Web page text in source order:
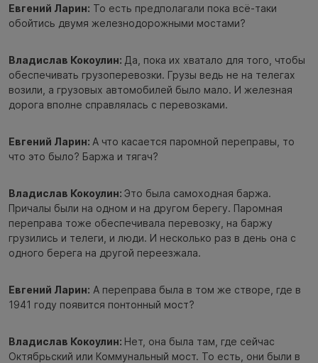
Евгений Ларин: То есть предполагали пока всё-таки
обойтись двумя железнодорожными мостами?
Владислав Кокоулин: Да, пока их хватало для того, чтобы
обеспечивать грузоперевозки. Грузы ведь не на телегах
возили, а грузовых автомобилей было мало. И железная
дорога вполне справлялась с перевозками.
Евгений Ларин: А что касается паромной переправы, то
что это было? Баржа и тягач?
Владислав Кокоулин: Это была самоходная баржа.
Причалы были на одном и на другом берегу. Паромная
переправа тоже обеспечивала перевозку, на баржу
грузились и телеги, и люди. И несколько раз в день она с
одного берега на другой переезжала.
Евгений Ларин: А переправа была в том же створе, где в
1941 году появится понтонный мост?
Владислав Кокоулин: Нет, она была там, где сейчас
Октябрьский или Коммунальный мост. То есть, они были в